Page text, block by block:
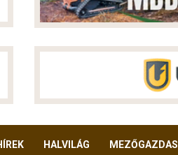
HALVILÁG